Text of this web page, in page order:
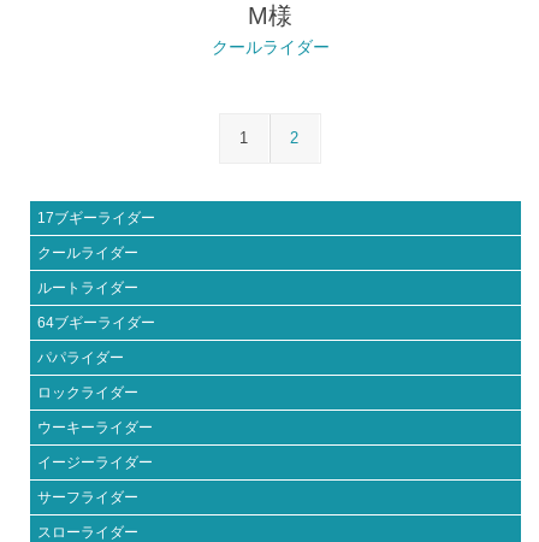
M様
クールライダー
1 2
17ブギーライダー
クールライダー
ルートライダー
64ブギーライダー
パパライダー
ロックライダー
ウーキーライダー
イージーライダー
サーフライダー
スローライダー